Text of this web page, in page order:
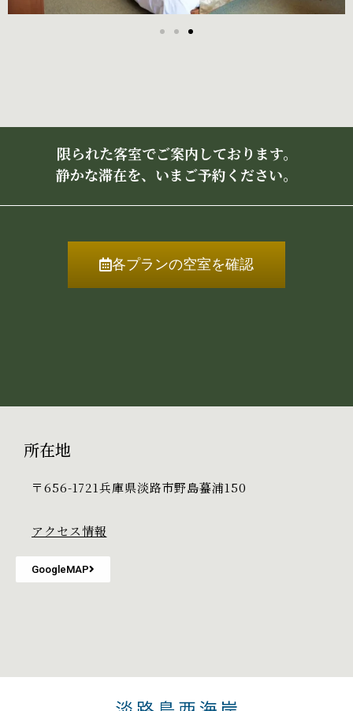
限られた客室でご案内しております。
静かな滞在を、いまご予約ください。
各プランの空室を確認
所在地
〒656-1721兵庫県淡路市野島蟇浦150
アクセス情報
GoogleMAP